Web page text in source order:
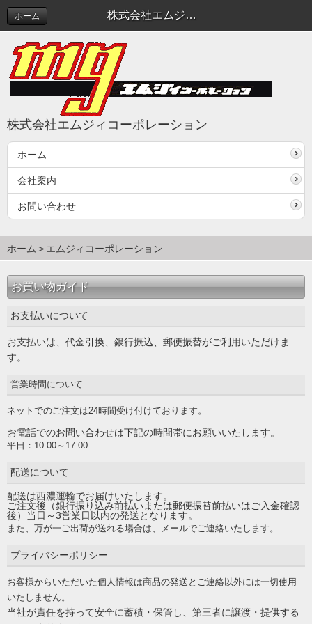
株式会社エムジィコーポレーション
ホーム
株式会社エムジィコーポレーション
ホーム
会社案内
お問い合わせ
ホーム エムジィコーポレーション
お買い物ガイド
お支払いについて
お支払いは、代金引換、銀行振込、郵便振替がご利用いただけま
す。
営業時間について
ネットでのご注文は24時間受け付けております。
お電話でのお問い合わせは下記の時間帯にお願いいたします。
平日：10:00～17:00
配送について
配送は西濃運輸でお届けいたします。
ご注文後（銀行振り込み前払いまたは郵便振替前払いはご入金確認
後）当日～3営業日以内の発送となります。
また、万が一ご出荷が送れる場合は、メールでご連絡いたします。
プライバシーポリシー
お客様からいただいた個人情報は商品の発送とご連絡以外には一切使用
いたしません。
当社が責任を持って安全に蓄積・保管し、第三者に譲渡・提供する